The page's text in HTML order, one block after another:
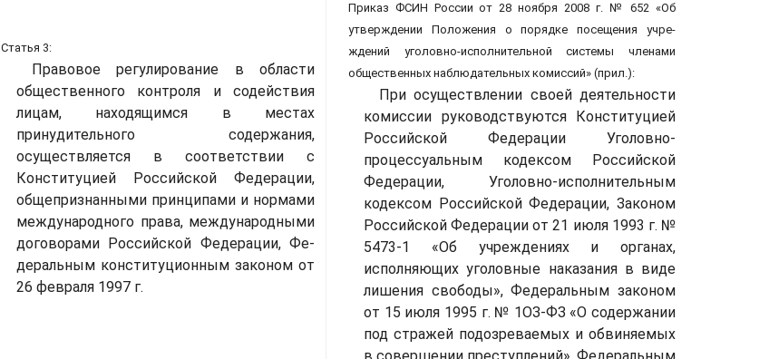
Статья 3:
Правовое регулирование в области
общественного контроля и содей­ствия
лицам, находящимся в мес­тах
принудительного содержания,
осуществляется в соответствии с
Конституцией Российской Феде­рации,
общепризнанными принци­пами и нормами
международного права, международными
догово­рами Российской Федерации, Фе­
деральным конституционным за­коном от
26 февраля 1997 г.
Приказ ФСИН России от 28 ноября 2008 г. № 652 «Об
утверждении По­ложения о порядке посещения учре­
ждений уголовно-исполнительной системы членами
общественных на­блюдательных комиссий» (прил.):
При осуществлении своей деятель­ности
комиссии руководствуются Конституцией
Российской Федера­ции Уголовно-
процессуальным ко­дексом Российской
Федерации, Уголовно-исполнительным
кодек­сом Российской Федерации, Зако­ном
Российской Федерации от 21 июля 1993 г. №
5473-1 «Об уч­реждениях и органах,
исполняющих уголовные наказания в виде
лишения свободы», Федеральным законом
от 15 июля 1995 г. № 1ОЗ-ФЗ «О со­держании
под стражей подозревае­мых и обвиняемых